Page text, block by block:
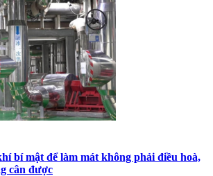
bí mật để làm mát không phải điều hoà,
cân được